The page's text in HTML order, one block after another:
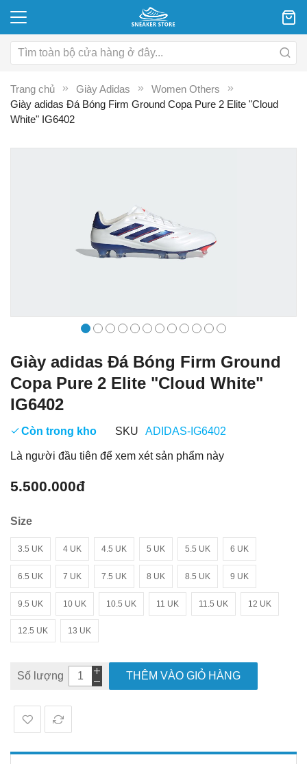
Trang chủ Giày Adidas
Women Others
Giày adidas Đá Bóng Firm Ground Copa Pure 2 Elite "Cloud
White" IG6402
Giày adidas Đá Bóng Firm Ground
Copa Pure 2 Elite "Cloud White"
IG6402
Còn trong kho SKU ADIDAS-IG6402
Là người đầu tiên để xem xét sản phẩm này
5.500.000đ
Size
3.5 UK 4 UK 4.5 UK 5 UK 5.5 UK 6 UK
6.5 UK 7 UK 7.5 UK 8 UK 8.5 UK 9 UK
9.5 UK 10 UK 10.5 UK 11 UK 11.5 UK 12 UK
12.5 UK 13 UK
Số lượng THÊM VÀO GIỎ HÀNG